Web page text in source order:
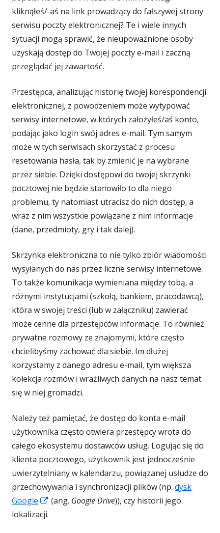
kliknąłeś/-aś na link prowadzący do fałszywej strony
serwisu poczty elektronicznej? Te i wiele innych
sytuacji mogą sprawić, że nieupoważnione osoby
uzyskają dostęp do Twojej poczty e-mail i zaczną
przeglądać jej zawartość.
Przestępca, analizując historię twojej korespondencji
elektronicznej, z powodzeniem może wytypować
serwisy internetowe, w których założyłeś/aś konto,
podając jako login swój adres e-mail. Tym samym
może w tych serwisach skorzystać z procesu
resetowania hasła, tak by zmienić je na wybrane
przez siebie. Dzięki dostępowi do twojej skrzynki
pocztowej nie będzie stanowiło to dla niego
problemu, ty natomiast utracisz do nich dostęp, a
wraz z nim wszystkie powiązane z nim informacje
(dane, przedmioty, gry i tak dalej).
Skrzynka elektroniczna to nie tylko zbiór wiadomości
wysyłanych do nas przez liczne serwisy internetowe.
To także komunikacja wymieniana między tobą, a
różnymi instytucjami (szkołą, bankiem, pracodawcą),
która w swojej treści (lub w załączniku) zawierać
może cenne dla przestępców informacje. To również
prywatne rozmowy ze znajomymi, które często
chcielibyśmy zachować dla siebie. Im dłużej
korzystamy z danego adresu e-mail, tym większa
kolekcja rozmów i wrażliwych danych na nasz temat
się w niej gromadzi.
Należy też pamiętać, że dostęp do konta e-mail
użytkownika często otwiera przestępcy wrota do
całego ekosystemu dostawców usług. Logując się do
klienta pocztowego, użytkownik jest jednocześnie
uwierzytelniany w kalendarzu, powiązanej usłudze do
przechowywania i synchronizacji plików (np. dysk
Google
Strona
(ang. Google Drive)), czy historii jego
lokalizacji.